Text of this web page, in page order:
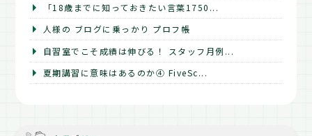
「18歳までに知っておきたい言葉1750...
人様の ブログに乗っかり プロフ帳
自習室でこそ成績は伸びる！ スタッフ月例...
夏期講習に意味はあるのか④ FiveSc...